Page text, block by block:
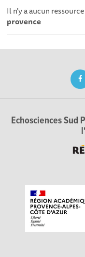
Il n'y a aucun
provence
Echosciences Sud